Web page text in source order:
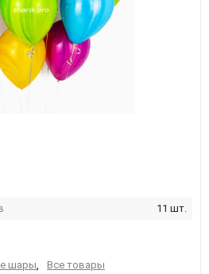
11 шт.
шары, Все товары